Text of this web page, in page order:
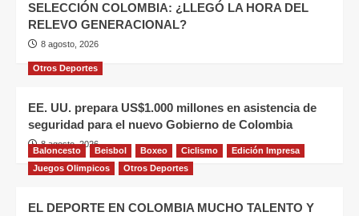
SELECCIÓN COLOMBIA: ¿LLEGÓ LA HORA DEL
RELEVO GENERACIONAL?
8 agosto, 2026
Otros Deportes
EE. UU. prepara US$1.000 millones en asistencia de
seguridad para el nuevo Gobierno de Colombia
8 agosto, 2026
Baloncesto Beisbol Boxeo Ciclismo
Edición Impresa
Juegos Olimpicos
Otros Deportes
EL DEPORTE EN COLOMBIA MUCHO TALENTO Y